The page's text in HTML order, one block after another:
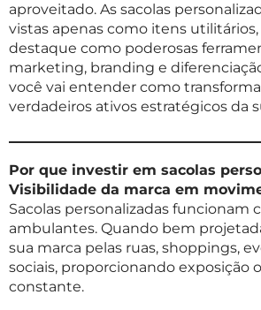
aproveitado. As sacolas
vistas apenas como itens
destaque como poderosas
marketing, branding e
você vai entender como
verdadeiros ativos estratégicos da
Por que investir em sacolas
Visibilidade da marca em
Sacolas personalizadas funcionam
ambulantes. Quando bem
sua marca pelas ruas, shoppings,
sociais, proporcionando exposição
constante.